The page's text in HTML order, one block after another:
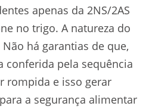
apenas da 2NS/2AS
no trigo. A natureza do
há garantias de que,
conferida pela sequência
rompida e isso gerar
a segurança alimentar